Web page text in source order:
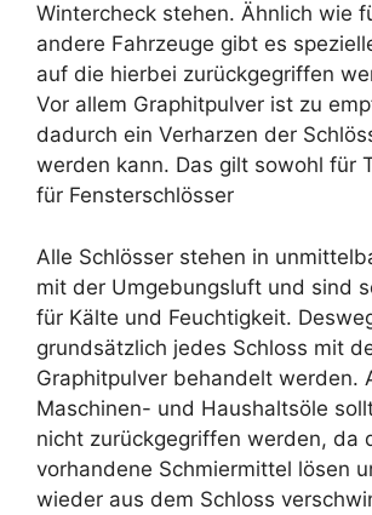
Wintercheck stehen. Ähnlich wie
andere Fahrzeuge gibt es
auf die hierbei zurückgegriffen
Vor allem Graphitpulver ist zu
dadurch ein Verharzen der
werden kann. Das gilt sowohl für
für Fensterschlösser
Alle Schlösser stehen in
mit der Umgebungsluft und sind
für Kälte und Feuchtigkeit.
grundsätzlich jedes Schloss mit
Graphitpulver behandelt werden.
Maschinen- und Haushaltsöle
nicht zurückgegriffen werden, da
vorhandene Schmiermittel lösen
wieder aus dem Schloss